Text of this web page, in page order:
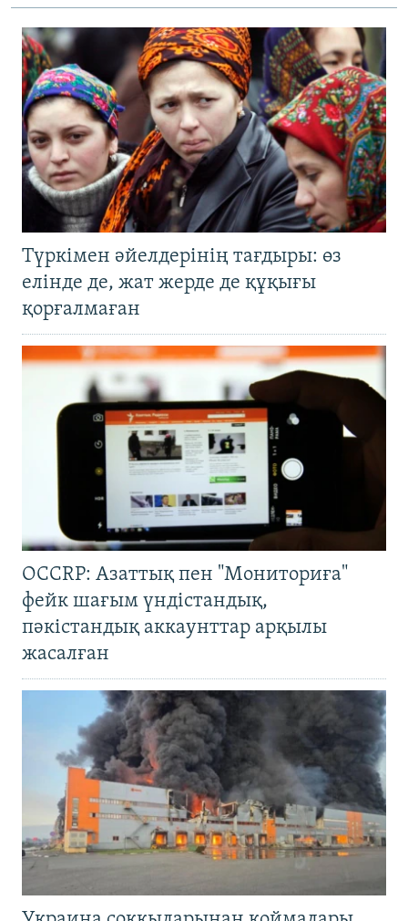
Түркімен әйелдерінің тағдыры: өз
елінде де, жат жерде де құқығы
қорғалмаған
OCCRP: Азаттық пен "Мониториға"
фейк шағым үндістандық,
пәкістандық аккаунттар арқылы
жасалған